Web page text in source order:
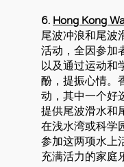
6. Hong Kong
尾波冲浪和尾波
活动，全因参加
以及通过运动和
酚，提振心情。
动，其中一个好
提供尾波滑水和
在浅水湾或科学
参加这两项水上
充满活力的家庭